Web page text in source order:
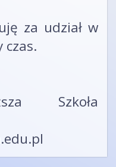
za udział w
czas.
Szkoła